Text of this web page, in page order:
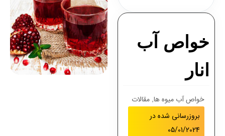
خواص آب
انار
خواص آب میوه ها مقالات
بروزرسانی شده در
05/01/2024